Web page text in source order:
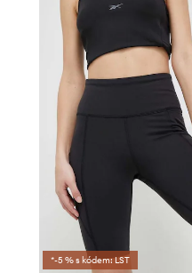
*-5 % s kódem: LST